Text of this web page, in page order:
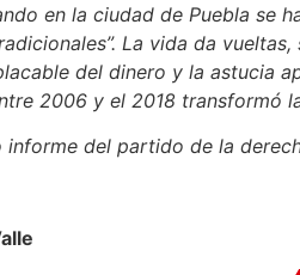
en la ciudad de Puebla se
La vida da
del dinero y la astucia
2006 y el 2018 transformó
del partido de la